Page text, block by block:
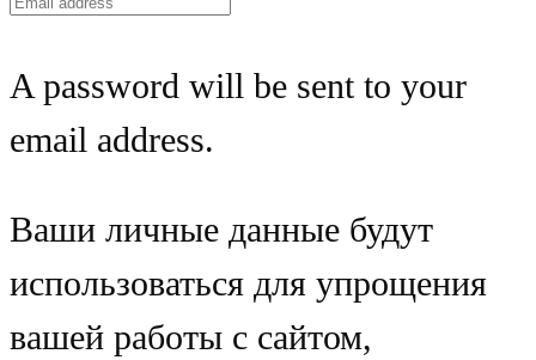
A password will be sent to your
email address.
Ваши личные данные будут
использоваться для упрощения
вашей работы с сайтом,